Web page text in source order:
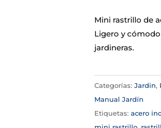
Mini rastrillo de
Ligero y
jardineras.
Categorías: Jardin,
Manual Jardín
Etiquetas: acero